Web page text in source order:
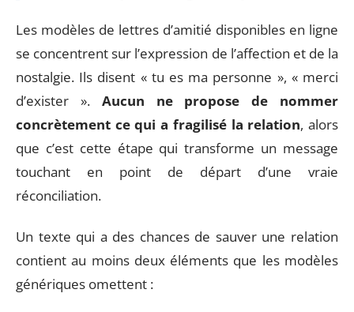
Les modèles de lettres d’amitié disponibles en ligne
se concentrent sur l’expression de l’affection et de la
nostalgie. Ils disent « tu es ma personne », « merci
d’exister ». Aucun ne propose de nommer
concrètement ce qui a fragilisé la relation, alors
que c’est cette étape qui transforme un message
touchant en point de départ d’une vraie
réconciliation.
Un texte qui a des chances de sauver une relation
contient au moins deux éléments que les modèles
génériques omettent :